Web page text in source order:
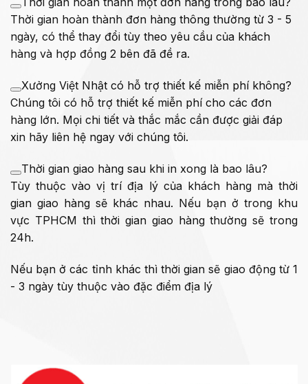
Thời gian hoàn thành đơn hàng thông thường từ 3 - 5
ngày, có thể thay đổi tùy theo yêu cầu của khách
hàng và hợp đồng 2 bên đã đề ra.
Xưởng Việt Nhật có hỗ trợ thiết kế miễn phí không?
Chúng tôi có hỗ trợ thiết kế miễn phí cho các đơn
hàng lớn. Mọi chi tiết và thắc mắc cần được giải đáp
xin hãy liên hệ ngay với chúng tôi.
Thời gian giao hàng sau khi in xong là bao lâu?
Tùy thuộc vào vị trí địa lý của khách hàng mà thời
gian giao hàng sẽ khác nhau. Nếu bạn ở trong khu
vực TPHCM thì thời gian giao hàng thường sẽ trong
24h.
Nếu bạn ở các tỉnh khác thì thời gian sẽ giao động từ 1
- 3 ngày tùy thuộc vào đặc điểm địa lý